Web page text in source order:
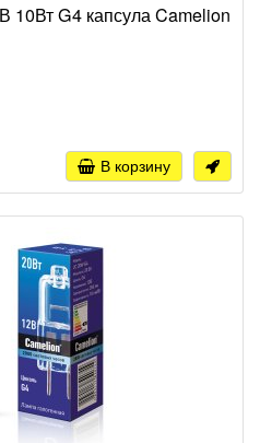
10Вт G4 капсула Camelion
В корзину